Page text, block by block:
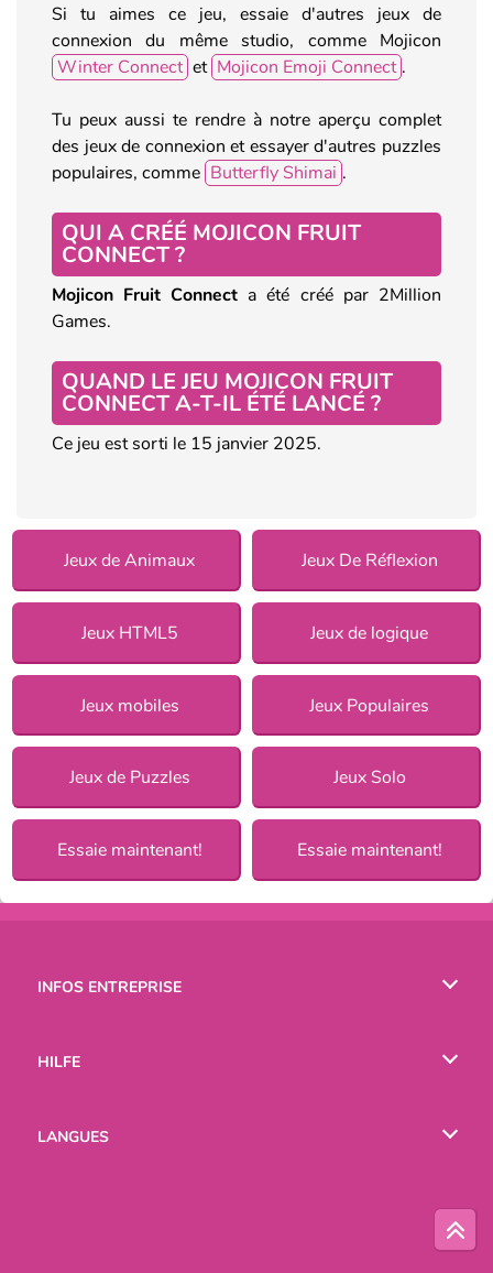
Si tu aimes ce jeu, essaie d'autres jeux de
connexion du même studio, comme Mojicon
Winter Connect et Mojicon Emoji Connect .
Tu peux aussi te rendre à notre aperçu complet
des jeux de connexion et essayer d'autres puzzles
populaires, comme Butterfly Shimai .
QUI A CRÉÉ MOJICON FRUIT
CONNECT ?
Mojicon Fruit Connect a été créé par 2Million
Games.
QUAND LE JEU MOJICON FRUIT
CONNECT A-T-IL ÉTÉ LANCÉ ?
Ce jeu est sorti le 15 janvier 2025.
Jeux de Animaux Jeux De Réflexion
Jeux HTML5 Jeux de logique
Jeux mobiles Jeux Populaires
Jeux de Puzzles Jeux Solo
Essaie maintenant! Essaie maintenant!
INFOS ENTREPRISE
HILFE
LANGUES